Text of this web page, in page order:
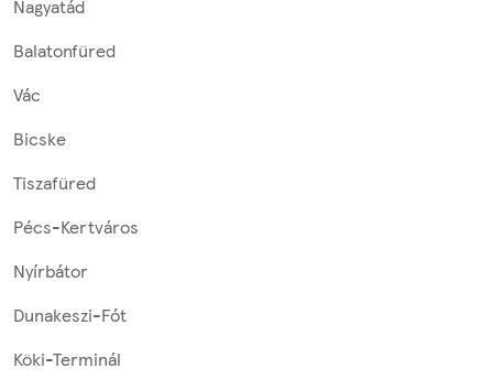
Nagyatád
Balatonfüred
Vác
Bicske
Tiszafüred
Pécs-Kertváros
Nyírbátor
Dunakeszi-Fót
Köki-Terminál